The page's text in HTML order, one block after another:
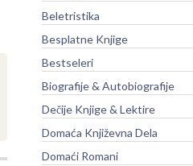
Beletristika
Besplatne Knjige
Bestseleri
Biografije & Autobiografije
Dečije Knjige & Lektire
Domaća Književna Dela
Domaći Romani